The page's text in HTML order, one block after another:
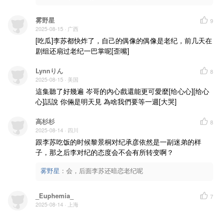
雾野星
2025-08-15 · 广西
9
[吃瓜]李苏都快炸了，自己的偶像的偶像是老纪，前几天在
剧组还扇过老纪一巴掌呢[歪嘴]
Lynnりん
2025-08-15 · 美国
8
這集聽了好幾遍 岑哥的內心戲還能更可愛麼[给心心][给心
心]話說 你倆是明天見 為啥我們要等一週[大哭]
高杉杉
2025-08-14 · 四川
8
跟李苏吃饭的时候黎景桐对纪承彦依然是一副迷弟的样
子，那之后李对纪的态度会不会有所转变啊？
雾野星 ： 会，后面李苏还暗恋老纪呢
_Euphemia_
2025-08-14 · 上海
7